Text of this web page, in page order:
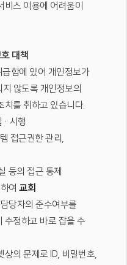
스 이용에 어려움이
대책
함에 있어 개인정보가
않도록 개인정보의
치를 취하고 있습니다.
·시행
접근권한 관리,
등의 접근 통제
여 교회
당자의 준수여부를
수정하고 바로 잡을 수
의 문제로 ID, 비밀번호,